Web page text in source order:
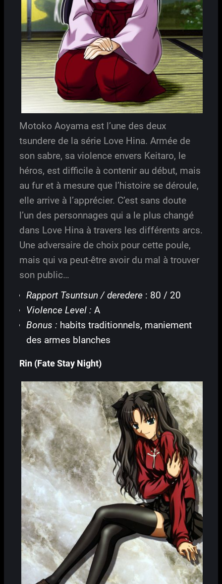
Motoko Aoyama est l’une des deux
tsundere de la série Love Hina. Armée de
son sabre, sa violence envers Keitaro, le
héros, est difficile à contenir au début, mais
au fur et à mesure que l’histoire se déroule,
elle arrive à l’apprécier. C’est sans doute
l’un des personnages qui a le plus changé
dans Love Hina à travers les différents arcs.
Une adversaire de choix pour cette poule,
mais qui va peut-être avoir du mal à trouver
son public…
Rapport Tsuntsun / deredere: 80 / 20
Violence Level : A
Bonus : habits traditionnels, maniement
des armes blanches
Rin (Fate Stay Night)